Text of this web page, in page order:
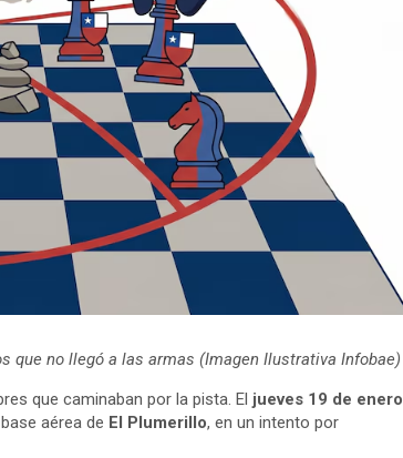
que no llegó a las armas (Imagen Ilustrativa Infobae)
que caminaban por la pista. El jueves 19 de enero
aérea de El Plumerillo, en un intento por